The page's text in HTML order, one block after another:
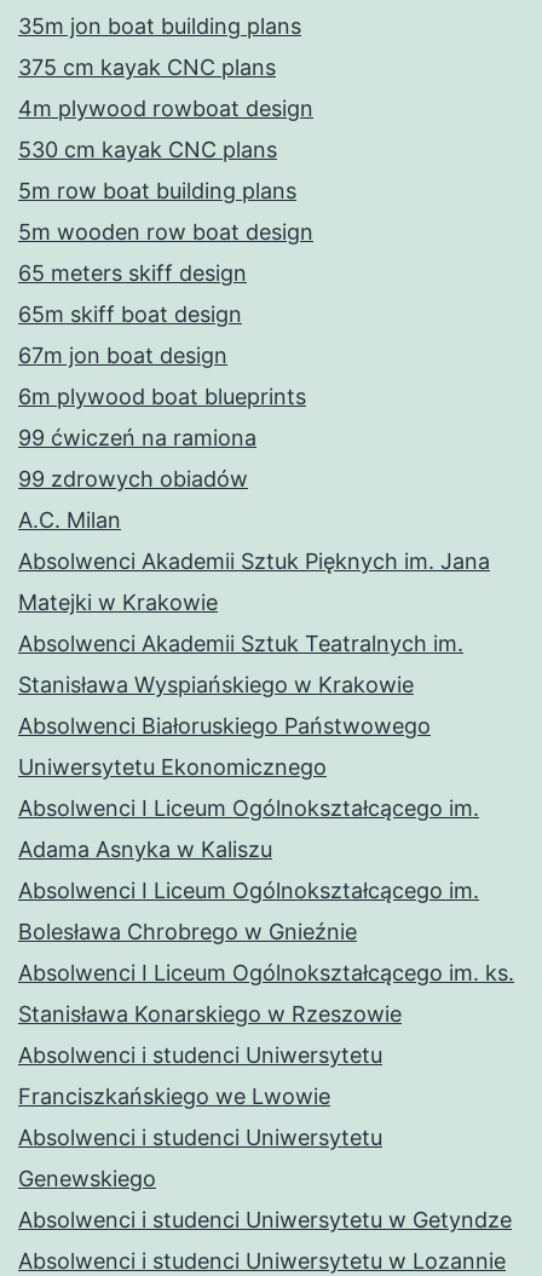
35m jon boat building plans
375 cm kayak CNC plans
4m plywood rowboat design
530 cm kayak CNC plans
5m row boat building plans
5m wooden row boat design
65 meters skiff design
65m skiff boat design
67m jon boat design
6m plywood boat blueprints
99 ćwiczeń na ramiona
99 zdrowych obiadów
A.C. Milan
Absolwenci Akademii Sztuk Pięknych im. Jana
Matejki w Krakowie
Absolwenci Akademii Sztuk Teatralnych im.
Stanisława Wyspiańskiego w Krakowie
Absolwenci Białoruskiego Państwowego
Uniwersytetu Ekonomicznego
Absolwenci I Liceum Ogólnokształcącego im.
Adama Asnyka w Kaliszu
Absolwenci I Liceum Ogólnokształcącego im.
Bolesława Chrobrego w Gnieźnie
Absolwenci I Liceum Ogólnokształcącego im. ks.
Stanisława Konarskiego w Rzeszowie
Absolwenci i studenci Uniwersytetu
Franciszkańskiego we Lwowie
Absolwenci i studenci Uniwersytetu
Genewskiego
Absolwenci i studenci Uniwersytetu w Getyndze
Absolwenci i studenci Uniwersytetu w Lozannie